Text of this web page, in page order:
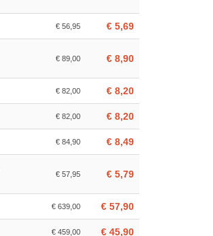
€ 56,95 € 5,69
€ 89,00 € 8,90
€ 82,00 € 8,20
€ 82,00 € 8,20
€ 84,90 € 8,49
€ 57,95 € 5,79
€ 639,00 € 57,90
€ 459,00 € 45,90